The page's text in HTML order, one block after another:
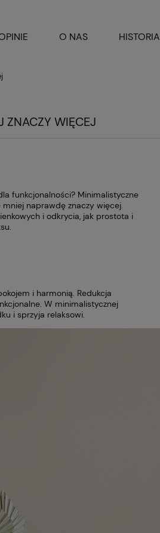
O NAS HISTORIA
ZNACZY WIĘCEJ
funkcjonalności? Minimalistyczne
mniej naprawdę znaczy więcej.
i odkrycia, jak prostota i
i harmonią. Redukcja
W minimalistycznej
i sprzyja relaksowi.